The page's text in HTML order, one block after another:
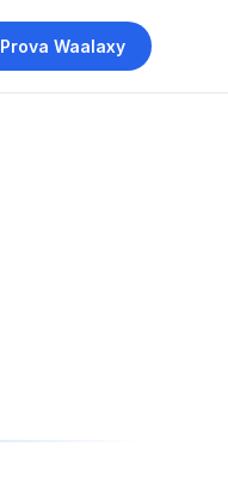
Prova Waalaxy